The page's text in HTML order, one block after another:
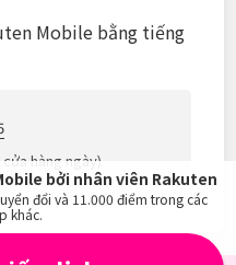
Mobile bằng tiếng
cửa hàng ngày)
bởi nhân viên Rakuten
đổi và 11.000 điểm trong các
khác.